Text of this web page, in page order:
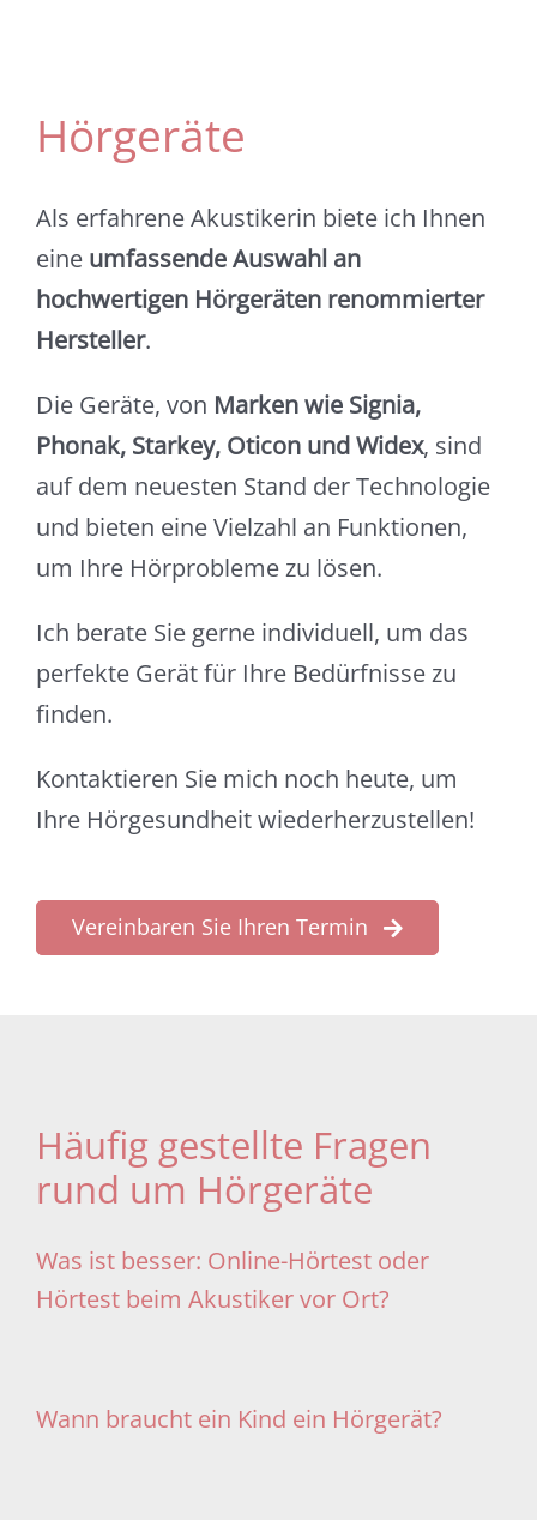
Hörgeräte
Als erfahrene Akustikerin biete ich Ihnen
eine umfassende Auswahl an
hochwertigen Hörgeräten renommierter
Hersteller.
Die Geräte, von Marken wie Signia,
Phonak, Starkey, Oticon und Widex, sind
auf dem neuesten Stand der Technologie
und bieten eine Vielzahl an Funktionen,
um Ihre Hörprobleme zu lösen.
Ich berate Sie gerne individuell, um das
perfekte Gerät für Ihre Bedürfnisse zu
finden.
Kontaktieren Sie mich noch heute, um
Ihre Hörgesundheit wiederherzustellen!
Vereinbaren Sie Ihren Termin
Häufig gestellte Fragen
rund um Hörgeräte
Was ist besser: Online-Hörtest oder
Hörtest beim Akustiker vor Ort?
Wann braucht ein Kind ein Hörgerät?